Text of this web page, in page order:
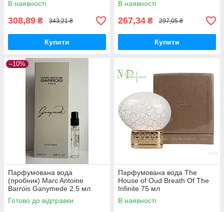
В наявності
308,89 ₴ 343,21 ₴
Купити
В наявності
267,34 ₴ 297,05 ₴
Купити
–10%
Парфумована вода
(пробник) Marc Antoine
Barrois Ganymede 2.5 мл
Готово до відправки
Парфумована вода The
House of Oud Breath Of The
Infinite 75 мл
В наявності